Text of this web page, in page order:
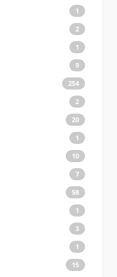
1
2
1
9
254
2
20
1
10
7
58
1
3
1
15